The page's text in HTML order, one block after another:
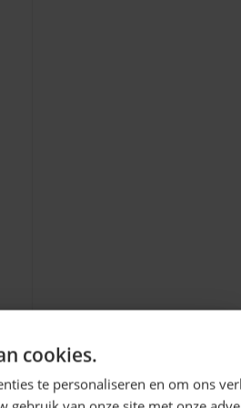
cookies.
te personaliseren en om ons
5%